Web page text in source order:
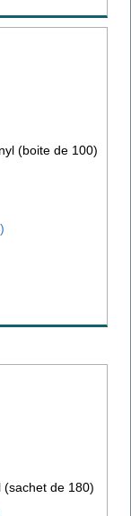
(boite de 100)
(sachet de 180)